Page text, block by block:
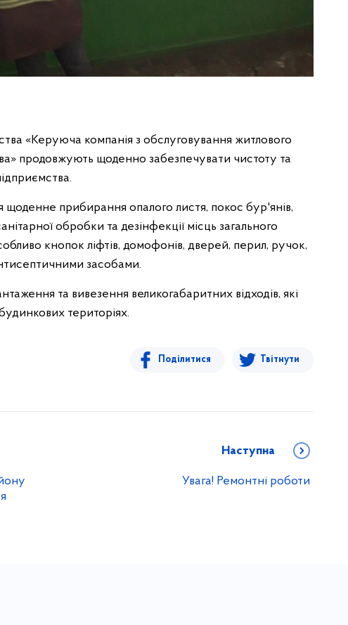
«Керуюча компанія з обслуговування житлового
продовжують щоденно забезпечувати чистоту та
прибирання опалого листя, покос бур'янів,
обробки та дезінфекції місць загального
кнопок ліфтів, домофонів, дверей, перил, ручок,
засобами.
та вивезення великогабаритних відходів, які
територіях.
Поділитися Твітнути
Наступна
Увага! Ремонтні роботи